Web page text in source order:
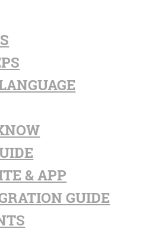
& APP
GUIDE